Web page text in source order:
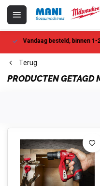
Vandaag besteld, binnen 1-2
Terug
PRODUCTEN GETAGD